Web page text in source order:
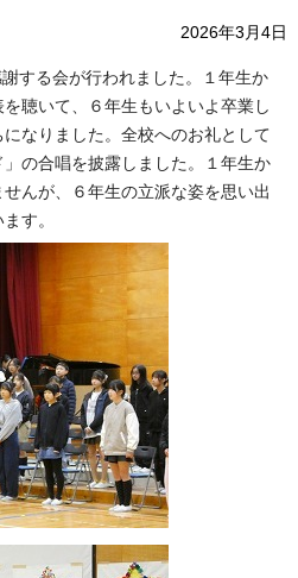
2026年3月4日
する会が行われました。１年生か
聴いて、６年生もいよいよ卒業し
なりました。全校へのお礼として
の合唱を披露しました。１年生か
んが、６年生の立派な姿を思い出
す。